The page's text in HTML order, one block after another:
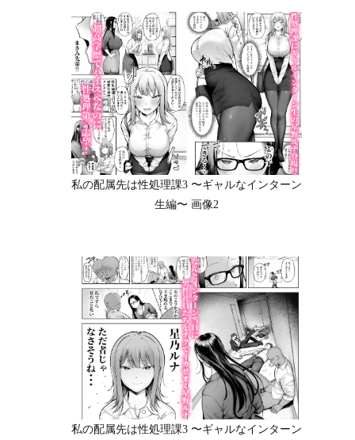
私の配属先は性処理課3 〜ギャルなインターン
生編〜 画像2
私の配属先は性処理課3 〜ギャルなインターン